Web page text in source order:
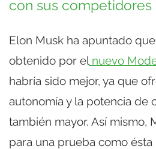
con sus competidores
Elon Musk ha apuntado
obtenido por elnuevo
habría sido mejor, ya que
autonomía y la potencia de
también mayor. Así mismo,
para una prueba como